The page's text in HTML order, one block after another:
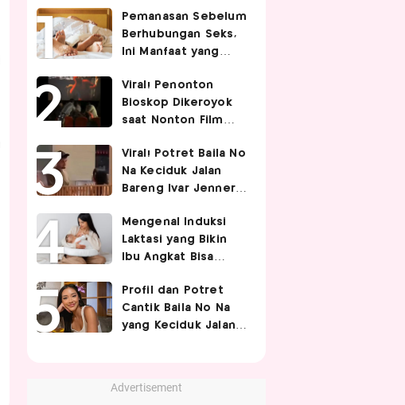
Pemanasan Sebelum
Berhubungan Seks,
Ini Manfaat yang
Pasangan
Viral! Penonton
Bioskop Dikeroyok
saat Nonton Film
Viral! Potret Baila No
Na Keciduk Jalan
Bareng Ivar Jenner,
Mengenal Induksi
Laktasi yang Bikin
Ibu Angkat Bisa
Adopsi
Profil dan Potret
Cantik Baila No Na
yang Keciduk Jalan
Advertisement